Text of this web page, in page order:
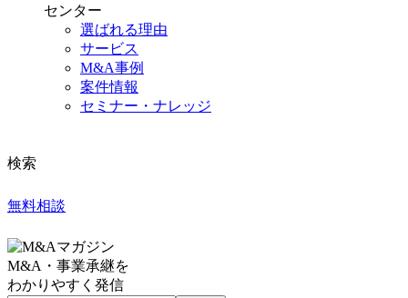
センター
選ばれる理由
サービス
M&A事例
案件情報
セミナー・ナレッジ
検索
無料相談
M&A・事業承継を
わかりやすく発信